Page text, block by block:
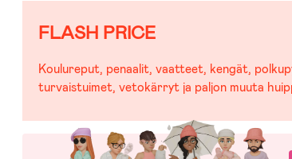
FLASH PRICE
Koulureput, penaalit, vaatteet, kengät,
turvaistuimet, vetokärryt ja paljon muuta